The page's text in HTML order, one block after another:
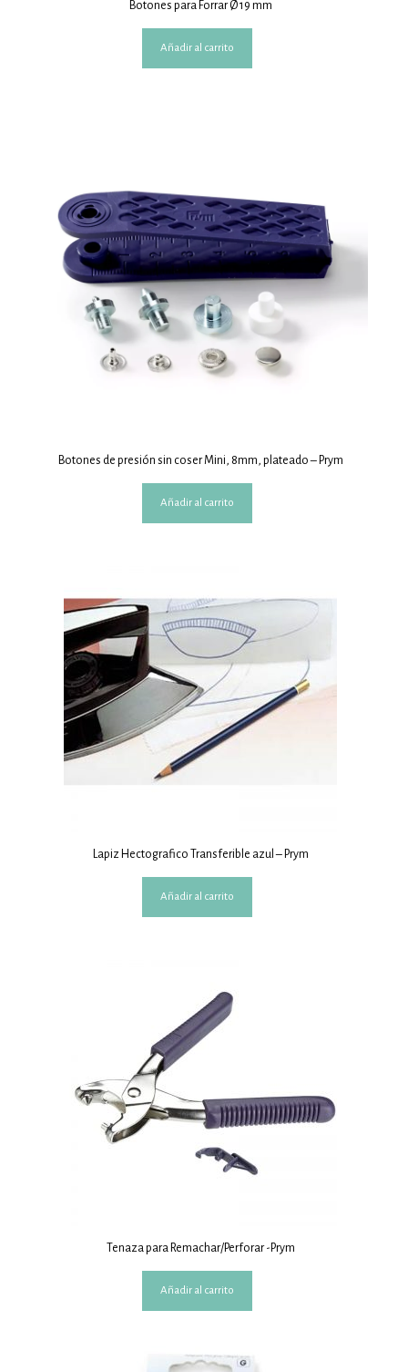
Botones para Forrar Ø 19 mm
Añadir al carrito
Botones de presión sin coser Mini, 8mm, plateado – Prym
Añadir al carrito
Lapiz Hectografico Transferible azul – Prym
Añadir al carrito
Tenaza para Remachar/Perforar -Prym
Añadir al carrito